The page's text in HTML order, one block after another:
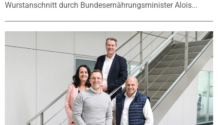
Wurstanschnitt durch Bundesernährungsminister Alois...